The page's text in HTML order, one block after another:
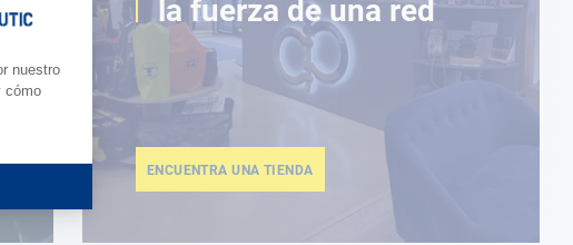
la fuerza de una red
ENCUENTRA UNA TIENDA